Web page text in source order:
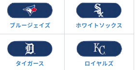
ブルージェイズ ホワイトソックス
タイガース ロイヤルズ